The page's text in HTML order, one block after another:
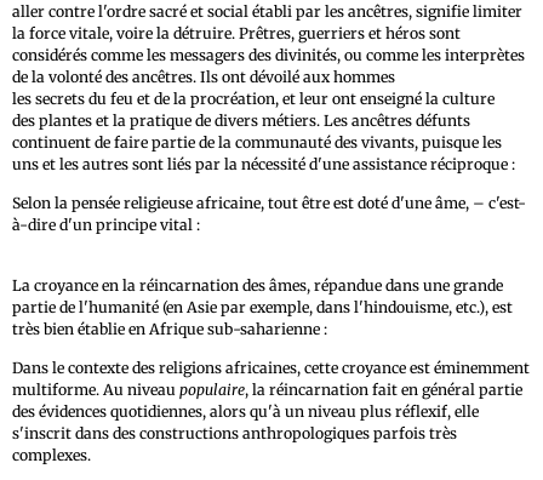
aller contre l'ordre sacré et social établi par les ancêtres, signifie limiter
la force vitale, voire la détruire. Prêtres, guerriers et héros sont
considérés comme les messagers des divinités, ou comme les interprètes
de la volonté des ancêtres. Ils ont dévoilé aux hommes
les secrets du feu et de la procréation, et leur ont enseigné la culture
des plantes et la pratique de divers métiers. Les ancêtres défunts
continuent de faire partie de la communauté des vivants, puisque les
uns et les autres sont liés par la nécessité d'une assistance réciproque :
Selon la pensée religieuse africaine, tout être est doté d'une âme, – c'est-
à-dire d'un principe vital :
La croyance en la réincarnation des âmes, répandue dans une grande
partie de l'humanité (en Asie par exemple, dans l'hindouisme, etc.), est
très bien établie en Afrique sub-saharienne :
Dans le contexte des religions africaines, cette croyance est éminemment
multiforme. Au niveau populaire, la réincarnation fait en général partie
des évidences quotidiennes, alors qu'à un niveau plus réflexif, elle
s'inscrit dans des constructions anthropologiques parfois très
complexes.